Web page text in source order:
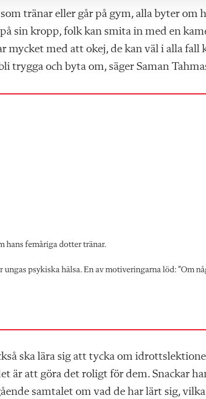
tränar eller går på gym, alla byter om
sin kropp, folk kan smita in med en
mycket med att okej, de kan väl i alla
trygga och byta om, säger Saman
hans femåriga dotter tränar.
psykiska hälsa. En av motiveringarna löd: ”Om
ska lära sig att tycka om
är att göra det roligt för dem. Snackar
samtalet om vad de har lärt sig,